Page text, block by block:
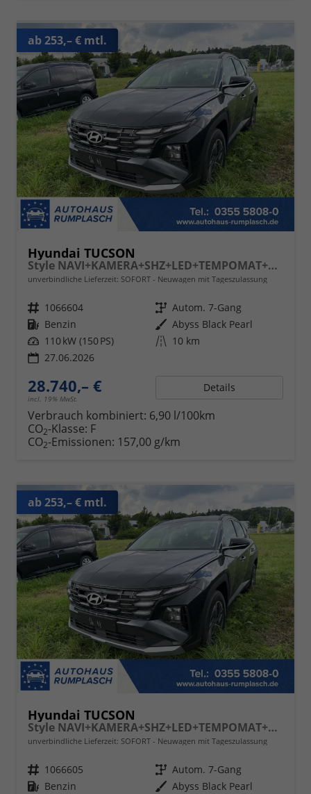
ab 253,– € mtl.
Hyundai TUCSON
Style NAVI+KAMERA+SHZ+LED+TEMPOMAT+17" ALU+PDC
unverbindliche Lieferzeit: SOFORT Neuwagen mit Tageszulassung
Fahrzeugnr. 1066604 Getriebe Autom. 7-Gang
Kraftstoff Benzin Außenfarbe Abyss Black Pearl
Leistung 110 kW (150 PS) Kilometerstand 10 km
27.06.2026
28.740,– €
incl. 19% MwSt.
Details
Verbrauch kombiniert: 6,90 l/100km
CO2-Klasse: F
CO2-Emissionen: 157,00 g/km
ab 253,– € mtl.
Hyundai TUCSON
Style NAVI+KAMERA+SHZ+LED+TEMPOMAT+17" ALU+PDC
unverbindliche Lieferzeit: SOFORT Neuwagen mit Tageszulassung
Fahrzeugnr. 1066605 Getriebe Autom. 7-Gang
Kraftstoff Benzin Außenfarbe Abyss Black Pearl